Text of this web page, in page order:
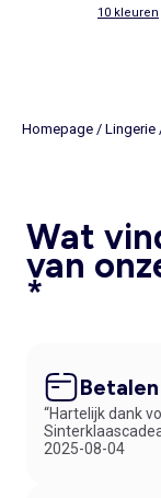
10 kleuren
Homepage / Lingerie
Wat
van
*
Betalen
“Hartelijk dank
2025-08-04